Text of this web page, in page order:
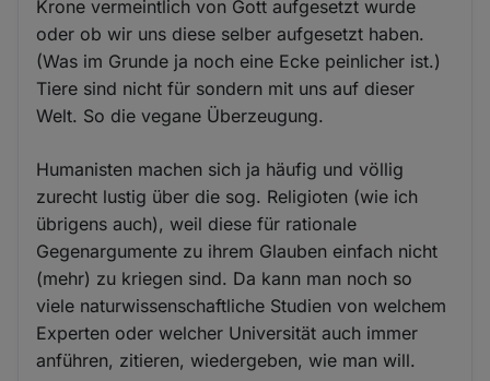
Krone vermeintlich von Gott aufgesetzt wurde
oder ob wir uns diese selber aufgesetzt haben.
(Was im Grunde ja noch eine Ecke peinlicher ist.)
Tiere sind nicht für sondern mit uns auf dieser
Welt. So die vegane Überzeugung.
Humanisten machen sich ja häufig und völlig
zurecht lustig über die sog. Religioten (wie ich
übrigens auch), weil diese für rationale
Gegenargumente zu ihrem Glauben einfach nicht
(mehr) zu kriegen sind. Da kann man noch so
viele naturwissenschaftliche Studien von welchem
Experten oder welcher Universität auch immer
anführen, zitieren, wiedergeben, wie man will.